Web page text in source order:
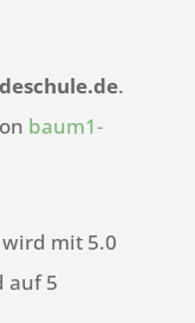
.
baum1-
mit 5.0
auf 5